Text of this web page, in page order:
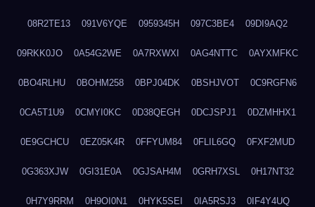
08R2TE13 091V6YQE 0959345H 097C3BE4 09DI9AQ2
09RKK0JO 0A54G2WE 0A7RXWXI 0AG4NTTC 0AYXMFKC
0BO4RLHU 0BOHM258 0BPJ04DK 0BSHJVOT 0C9RGFN6
0CA5T1U9 0CMYI0KC 0D38QEGH 0DCJSPJ1 0DZMHHX1
0E9GCHCU 0EZ05K4R 0FFYUM84 0FLIL6GQ 0FXF2MUD
0G363XJW 0GI31E0A 0GJSAH4M 0GRH7XSL 0H17NT32
0H7Y9RRM 0H9OI0N1 0HYK5SEI 0IA5RSJ3 0IF4Y4UQ